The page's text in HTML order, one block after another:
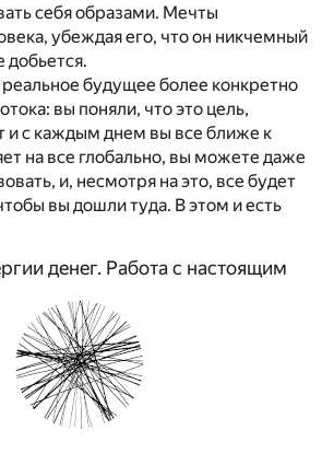
себя образами. Мечты
убеждая его, что он никчемный
добьется.
реальное будущее более конкретно
вы поняли, что это цель,
и с каждым днем вы все ближе к
на все глобально, вы можете даже
и, несмотря на это, все будет
вы дошли туда. В этом и есть
денег. Работа с настоящим